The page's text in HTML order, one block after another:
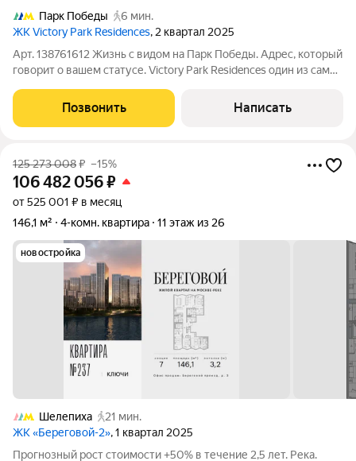
Парк Победы
6 мин.
ЖК Victory Park Residences, 2 квартал 2025
Арт. 138761612 Жизнь с видом на Парк Победы. Адрес, который
говорит о вашем статусе. Victory Park Residences один из самых
окружении Парка Победы, всего в трех минутах пешком от
станции метро «Парк
Позвонить Написать
125 273 008₽ –15%
106 482 056₽
от 525 001 ₽ в месяц
146,1 м²
4-комн. квартира 11 этаж из 26
новостройка
Шелепиха
21 мин.
ЖК «Береговой-2», 1 квартал 2025
Прогнозный рост стоимости +50% в течение 2,5 лет. Река.